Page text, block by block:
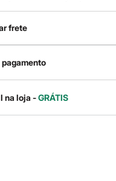
frete
pagamento
na loja -GRÁTIS